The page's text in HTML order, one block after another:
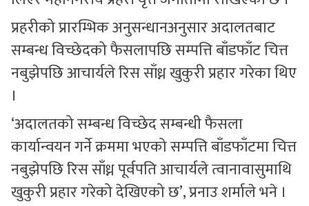
प्रहरीको प्रारम्भिक अनुसन्धानअनुसार अदालतबाट
सम्बन्ध विच्छेदको फैसलापछि सम्पत्ति बाँडफाँट चित्त
नबुझेपछि आचार्यले रिस साँध्न खुकुरी प्रहार गरेका थिए
।
‘अदालतको सम्बन्ध विच्छेद सम्बन्धी फैसला
कार्यान्वयन गर्ने क्रममा भएको सम्पत्ति बाँडफाँटमा चित्त
नबुझेपछि रिस साँध्न पूर्वपति आचार्यले त्वानावासुमाथि
खुकुरी प्रहार गरेको देखिएको छ’, प्रनाउ शर्माले भने ।